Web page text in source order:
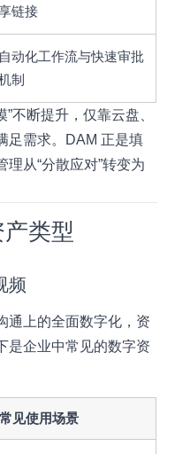
链接
自动化工作流与快速审批
制
”不断提升，仅靠云盘、
足需求。DAM 正是填
从“分散应对”转变为
类型
频
通上的全面数字化，资
是企业中常见的数字资
常见使用场景